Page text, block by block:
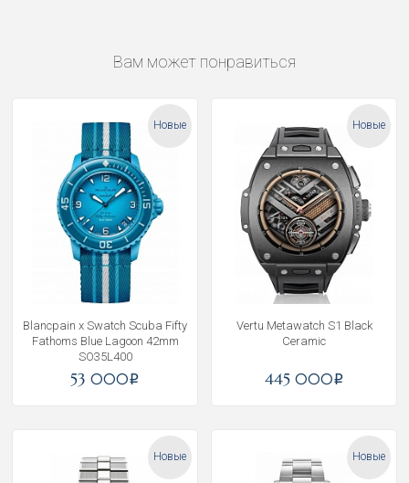
Вам может понравиться
Новые
Blancpain x Swatch Scuba Fifty
Fathoms Blue Lagoon 42mm
SO35L400
53 000i
Новые
Vertu Metawatch S1 Black
Ceramic
445 000i
Новые Новые